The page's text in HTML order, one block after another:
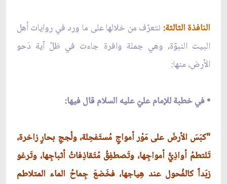
النافذة الثالثة: نتعرّف من خلالها على ما ورد في روايات أهل
البيت النبوّة، وهي جملة وافرة جاءت في ظلّ آية دَحو
الأرض، منها:
• في خطبة للإمام عليّ عليه السلام قال فيها:
"كبَسَ الأرضَ على مَوْر أمواجٍ مُستَفحِلة، ولُججِ بحارٍ زاخرة،
تَلتطمُ أواذِيُّ أمواجِها، وتَصطفِقُ مُتَقاذِفاتُ أثباجِها، وتَرغو
زبَداً كالفُحول عند هِياجها، فخَضعَ جِماحُ الماء المتلاطم